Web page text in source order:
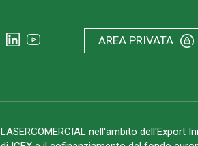
AREA PRIVATA
LASERCOMERCIAL nell'ambito dell'Export